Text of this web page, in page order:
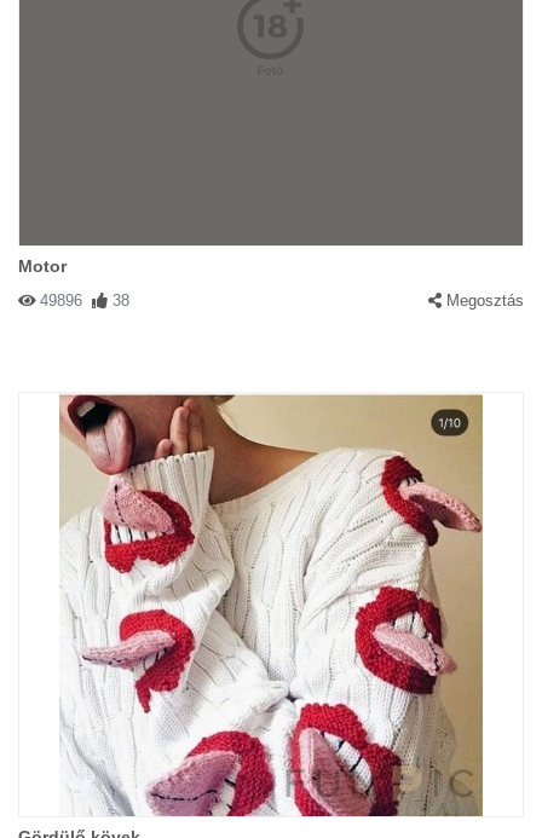
Motor
49896 38 Megosztás